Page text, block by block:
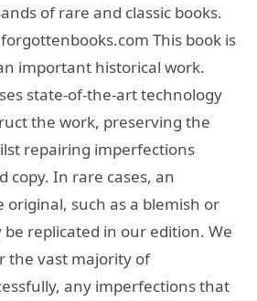
of rare and classic books.
This book is
important historical work.
state-of-the-art technology
the work, preserving the
repairing imperfections
copy. In rare cases, an
such as a blemish or
be replicated in our edition. We
the vast majority of
any imperfections that